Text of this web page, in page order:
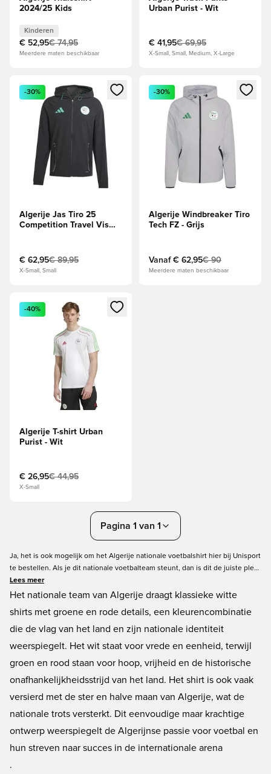
2024/25 Kids
Kinderen
€ 52,95€ 74,95
Meerdere maten beschikbaar
Urban Purist - Wit
€ 41,95€ 69,95
X-Small, Small, Medium, X-Large
Opent een venster om in te loggen of je aan te melden als
-30%
Algerije Jas Tiro 25
Competition Travel Vis
€ 62,95€ 89,95
X-Small, Small
Opent een venster om in te
-30%
Algerije Windbreaker Tiro
Tech FZ - Grijs
Vanaf € 62,95€ 90
Meerdere maten beschikbaar
Opent een venster om in te loggen of je aan te melden als
-40%
Algerije T-shirt Urban
Purist - Wit
€ 26,95€ 44,95
X-Small
Pagina 1 van 1
Ja, het is ook mogelijk om het Algerije nationale voetbalshirt hier bij Unisport
te bestellen. Als je dit nationale voetbalteam steunt, dan is dit de juiste plek
om je shirt te bestellen. Algerije, ook wel "The Greens", heeft veel
geschiedenis en het land heeft ook vaak meegedaan aan WK's. Het Algerije
bij Unisport. Steun je team en haal het nationale voetbalshirt van Algerije.
Lees meer
Het nationale team van Algerije draagt klassieke witte
shirts met groene en rode details, een kleurencombinatie
die de vlag van het land en zijn nationale identiteit
weerspiegelt. Het wit staat voor vrede en eenheid, terwijl
groen en rood staan voor hoop, vrijheid en de historische
onafhankelijkheidsstrijd van het land. Het shirt is ook vaak
versierd met de ster en halve maan van Algerije, wat de
nationale trots versterkt. Dit eenvoudige maar krachtige
ontwerp weerspiegelt de Algerijnse passie voor voetbal en
hun streven naar succes in de internationale arena
.